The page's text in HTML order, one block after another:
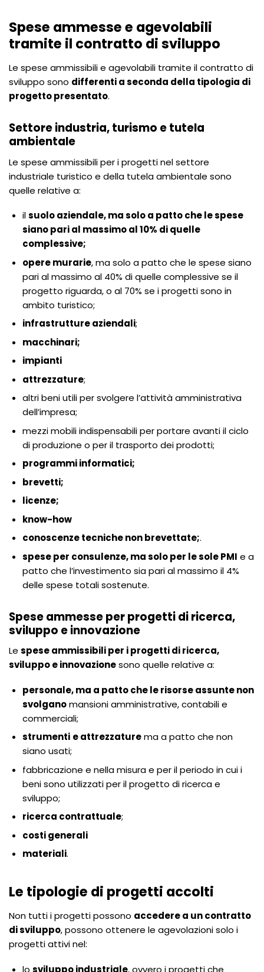
Spese ammesse e agevolabili
tramite il contratto di sviluppo
Le spese ammissibili e agevolabili tramite il contratto di
sviluppo sono differenti a seconda della tipologia di
progetto presentato.
Settore industria, turismo e tutela
ambientale
Le spese ammissibili per i progetti nel settore
industriale turistico e della tutela ambientale sono
quelle relative a:
ilsuolo aziendale, ma solo a patto che le spese
siano pari al massimo al 10% di quelle
complessive;
opere murarie, ma solo a patto che le spese siano
pari al massimo al 40% di quelle complessive se il
progetto riguarda, o al 70% se i progetti sono in
ambito turistico;
infrastrutture aziendali;
macchinari;
impianti
attrezzature;
altri beni utili per svolgere l’attività amministrativa
dell’impresa;
mezzi mobili indispensabili per portare avanti il ciclo
di produzione o per il trasporto dei prodotti;
programmi informatici;
brevetti;
licenze;
know-how
conoscenze tecniche non brevettate;.
spese per consulenze, ma solo per le sole PMI e a
patto che l’investimento sia pari al massimo il 4%
delle spese totali sostenute.
Spese ammesse per progetti di ricerca,
sviluppo e innovazione
Le spese ammissibili per i progetti di ricerca,
sviluppo e innovazionesono quelle relative a:
personale, ma a patto che le risorse assunte non
svolganomansioni amministrative, contabili e
commerciali;
strumenti e attrezzaturema a patto che non
siano usati;
fabbricazione e nella misura e per il periodo in cui i
beni sono utilizzati per il progetto di ricerca e
sviluppo;
ricerca contrattuale;
costi generali
materiali.
Le tipologie di progetti accolti
Non tutti i progetti possono accedere a un contratto
di sviluppo, possono ottenere le agevolazioni solo i
progetti attivi nel:
lo sviluppo industriale, ovvero i progetti che